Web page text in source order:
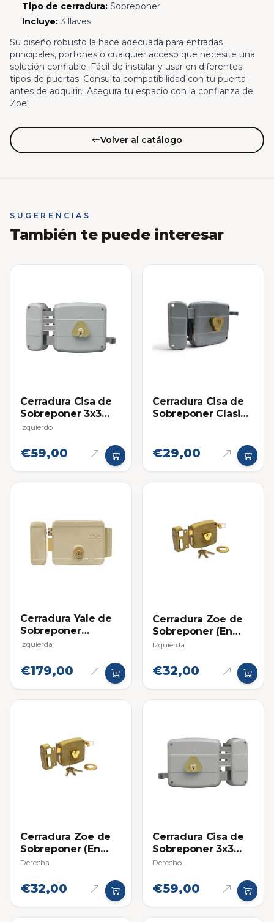
Tipo de cerradura:Sobreponer
Incluye:3 llaves
Su diseño robusto la hace adecuada para entradas
principales, portones o cualquier acceso que necesite una
solución confiable. Fácil de instalar y usar en diferentes
tipos de puertas. Consulta compatibilidad con tu puerta
antes de adquirir. ¡Asegura tu espacio con la confianza de
Zoe!
Volver al catálogo
SUGERENCIAS
También te puede interesar
Cerradura Cisa de
Sobreponer 3x3
(Cilindro Suelto)
Izquierdo
€59,00
Cerradura Cisa de
Sobreponer Clasica
€29,00
Cerradura Yale de
Sobreponer
Eléctrica
Izquierda
€179,00
Cerradura Zoe de
Sobreponer (En
Blister)
Izquierda
€32,00
Cerradura Zoe de
Sobreponer (En
Blister)
Derecha
€32,00
Cerradura Cisa de
Sobreponer 3x3
(Cilindro Suelto)
Derecho
€59,00